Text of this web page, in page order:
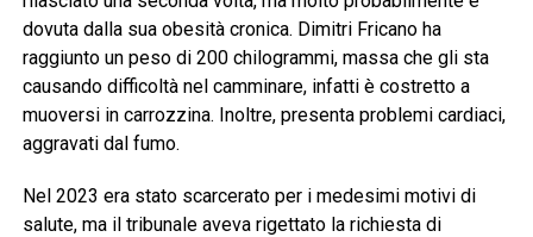
dovuta dalla sua obesità cronica. Dimitri Fricano ha
raggiunto un peso di 200 chilogrammi, massa che gli sta
causando difficoltà nel camminare, infatti è costretto a
muoversi in carrozzina. Inoltre, presenta problemi cardiaci,
aggravati dal fumo.
Nel 2023 era stato scarcerato per i medesimi motivi di
salute, ma il tribunale aveva rigettato la richiesta di